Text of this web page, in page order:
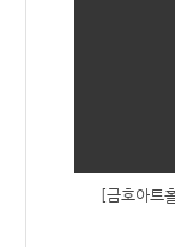
[금호아트